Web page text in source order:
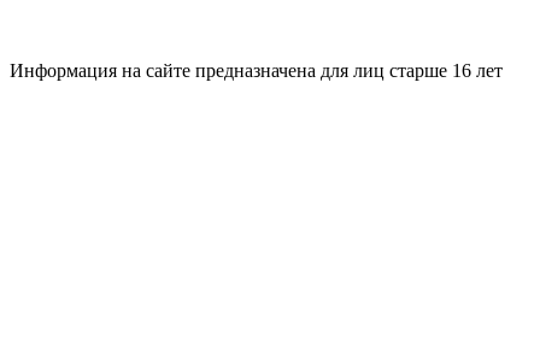
Информация на сайте предназначена для лиц старше 16 лет